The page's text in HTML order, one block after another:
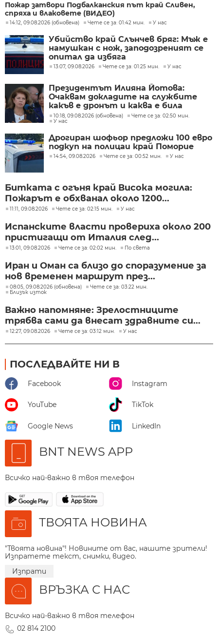
Пожар затвори Подбалканския път край Сливен,
спряха и влаковете (ВИДЕО)
14:12, 09.08.2026 (обновена) Чете се за: 01:42 мин. У нас
Убийство край Слънчев бряг: Мъж е
намушкан с нож, заподозреният се
опитал да избяга
13:07, 09.08.2026 Чете се за: 01:25 мин. У нас
Президентът Илияна Йотова:
Очаквам докладите на службите
какъв е дронът и каква е била
неговата роля
10:18, 09.08.2026 (обновена)
Чете се за: 02:50 мин.
У нас
Дрогиран шофьор предложи 100 евро
подкуп на полицаи край Поморие
14:54, 09.08.2026 Чете се за: 00:52 мин. У нас
Битката с огъня край Висока могила:
Пожарът е обхванал около 1200...
11:11, 09.08.2026 Чете се за: 02:15 мин. У нас
Испанските власти провериха около 200
пристигащи от Италия след...
13:01, 09.08.2026 Чете се за: 02:02 мин. По света
Иран и Оман са близо до споразумение за
нов временен маршрут през...
08:05, 09.08.2026 (обновена)
Чете се за: 03:22 мин.
Близък изток
Важно напомняне: Зрелостниците
трябва сами да внесат здравните си...
12:27, 09.08.2026 Чете се за: 03:12 мин. У нас
ПОСЛЕДВАЙТЕ НИ В
Facebook Instagram
YouTube TikTok
Google News LinkedIn
BNT NEWS APP
Всичко най-важно в твоя телефон
ТВОЯТА НОВИНА
"Твоята новина"! Новините от вас, нашите зрители!
Изпратете текст, снимки, видео.
Изпрати
ВРЪЗКА С НАС
Всичко най-важно в твоя телефон
02 814 2100